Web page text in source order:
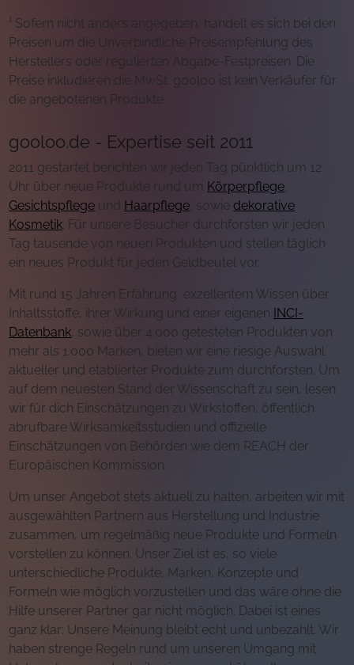
¹ Sofern nicht anders angegeben, handelt es sich bei den
Preisen um die Unverbindliche Preisempfehlung des
Herstellers oder regulierten Abgabe-Festpreisen. Die
Preise inkludieren die MwSt. gooloo ist kein Verkäufer für
die angebotenen Produkte.
gooloo.de - Expertise seit 2011
2011 gestartet berichten wir jeden Tag pünktlich um 12
Uhr über neue Produkte rund um Körperpflege,
Gesichtspflege und Haarpflege , sowie dekorative
Kosmetik . Für unsere Besucher durchforsten wir jeden
Tag tausende von neuen Produkten und stellen täglich
ein neues Produkt für jeden Geldbeutel vor.
Mit rund 15 Jahren Erfahrung, exzellentem Wissen über
Inhaltsstoffe, ihrer Wirkung und einer eigenen INCI-
Datenbank, sowie über 4.000 getesteten Produkten von
mehr als 1.000 Marken, bieten wir eine riesige Auswahl
aktueller und etablierter Produkte zum durchforsten. Um
auf dem neuesten Stand der Wissenschaft zu sein, lesen
wir für dich Einschätzungen zu Wirkstoffen, öffentlich
abrufbare Wirksamkeitsstudien und offizielle
Einschätzungen von Behörden wie dem REACH der
Europäischen Kommission.
Um unser Angebot stets aktuell zu halten, arbeiten wir mit
ausgewählten Partnern aus Herstellung und Industrie
zusammen, um regelmäßig neue Produkte und Formeln
vorstellen zu können. Unser Ziel ist es, so viele
unterschiedliche Produkte, Marken, Konzepte und
Formeln wie möglich vorzustellen und das wäre ohne die
Hilfe unserer Partner gar nicht möglich. Dabei ist eines
ganz klar: Unsere Meinung bleibt echt und unbezahlt. Wir
haben strenge Regeln rund um unseren Umgang mit